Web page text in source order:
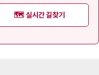
🗺️ 실시간 길찾기